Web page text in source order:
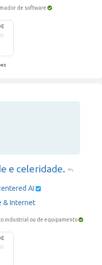
de software
e celeridade.
AI
& Internet
industrial ou de equipamento